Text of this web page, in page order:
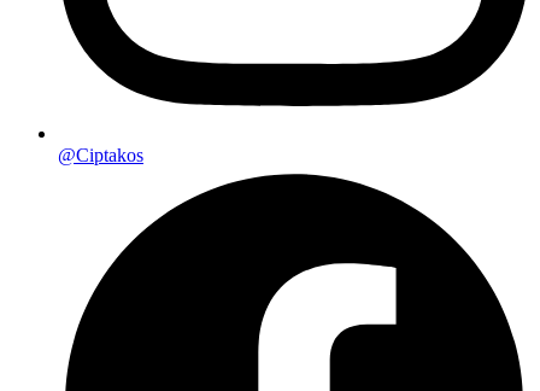
@Ciptakos